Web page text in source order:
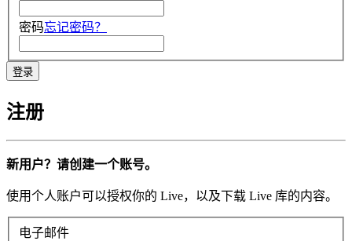
密码忘记密码？
注册
新用户？请创建一个账号。
使用个人账户可以授权你的 Live，以及下载 Live 库的内容。
电子邮件